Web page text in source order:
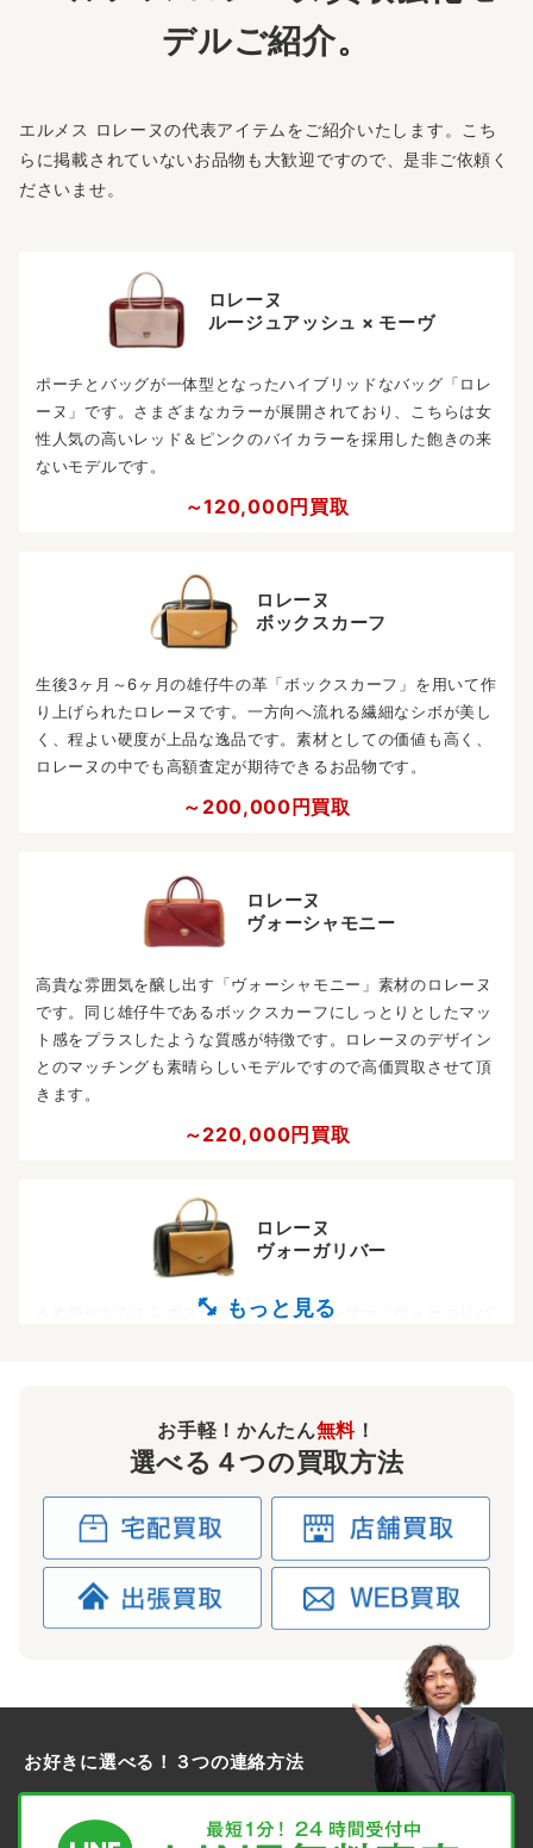
デルご紹介。
エルメス ロレーヌの代表アイテムをご紹介いたします。こち
らに掲載されていないお品物も大歓迎ですので、是非ご依頼く
ださいませ。
ロレーヌ
ルージュアッシュ × モーヴ
ポーチとバッグが一体型となったハイブリッドなバッグ「ロレ
ーヌ」です。さまざまなカラーが展開されており、こちらは女
性人気の高いレッド＆ピンクのバイカラーを採用した飽きの来
ないモデルです。
～120,000円買取
ロレーヌ
ボックスカーフ
生後3ヶ月～6ヶ月の雄仔牛の革「ボックスカーフ」を用いて作
り上げられたロレーヌです。一方向へ流れる繊細なシボが美し
く、程よい硬度が上品な逸品です。素材としての価値も高く、
ロレーヌの中でも高額査定が期待できるお品物です。
～200,000円買取
ロレーヌ
ヴォーシャモニー
高貴な雰囲気を醸し出す「ヴォーシャモニー」素材のロレーヌ
です。同じ雄仔牛であるボックスカーフにしっとりとしたマッ
ト感をプラスしたような質感が特徴です。ロレーヌのデザイン
とのマッチングも素晴らしいモデルですので高価買取させて頂
きます。
～220,000円買取
ロレーヌ
ヴォーガリバー
きめ細やかなエンボスが美しい雄仔牛のレザー「ヴォーガリバ
～200,000円買取
ロレーヌ
ルージュヴィフ
クシュベル
ルージュヴィフの華やかなロレーヌです。素材には軽量かつ耐
水性にも優れたクシュベルを採用。現在は廃盤となった素材で
～180,000円買取
ロレーヌ
ヴォーガリバー
お手軽！かんたん無料 ！
選べる４つの買取方法
お好きに選べる！３つの連絡方法